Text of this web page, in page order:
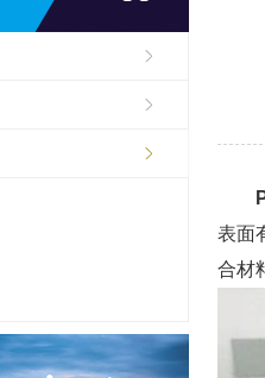
表面
合材